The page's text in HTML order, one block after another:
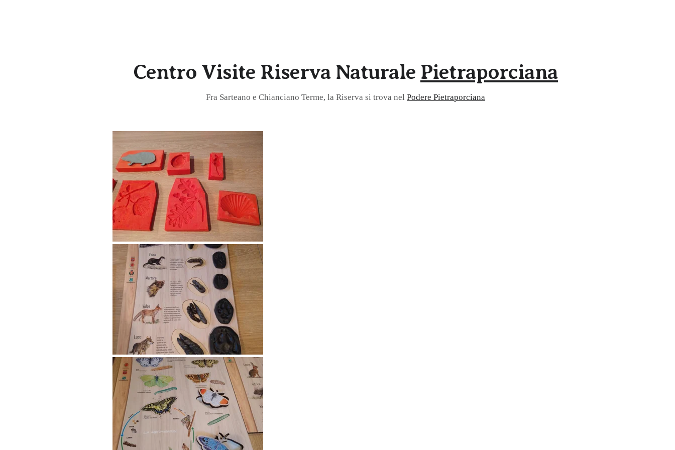
Centro Visite Riserva Naturale Pietraporciana
Fra Sarteano e Chianciano Terme, la Riserva si trova nel Podere Pietraporciana